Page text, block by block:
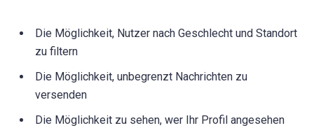
Die Möglichkeit, Nutzer nach Geschlecht und Standort
zu filtern
Die Möglichkeit, unbegrenzt Nachrichten zu
versenden
Die Möglichkeit zu sehen, wer Ihr Profil angesehen